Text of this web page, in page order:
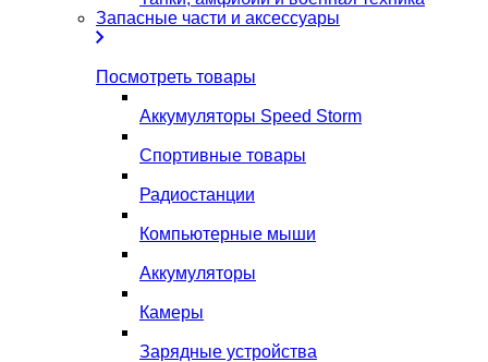
Запасные части и аксессуары
Посмотреть товары
Аккумуляторы Speed Storm
Спортивные товары
Радиостанции
Компьютерные мыши
Аккумуляторы
Камеры
Зарядные устройства